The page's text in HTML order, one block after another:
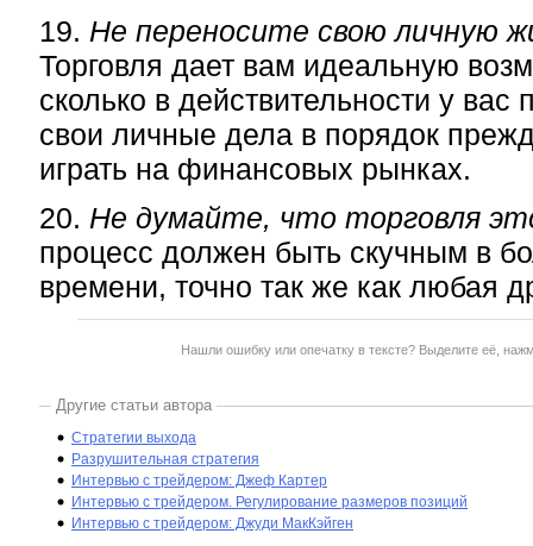
19. Не переносите свою личную
Торговля дает вам идеальную
сколько в действительности у
свои личные дела в порядок
играть на финансовых рынках.
20. Не думайте, что торговля
процесс должен быть скучным в
времени, точно так же как любая
Нашли ошибку или опечатку в тексте? Выделите её,
Другие статьи автора
Стратегии выхода
Разрушительная стратегия
Интервью с трейдером: Джеф Картер
Интервью с трейдером. Регулирование размеров позиций
Интервью с трейдером: Джуди МакКэйген